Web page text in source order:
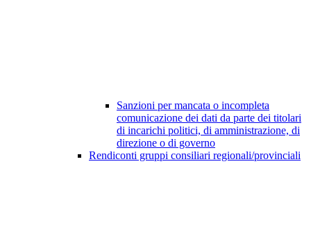
Sanzioni per mancata o incompleta
comunicazione dei dati da parte dei titolari
di incarichi politici, di amministrazione, di
direzione o di governo
Rendiconti gruppi consiliari regionali/provinciali